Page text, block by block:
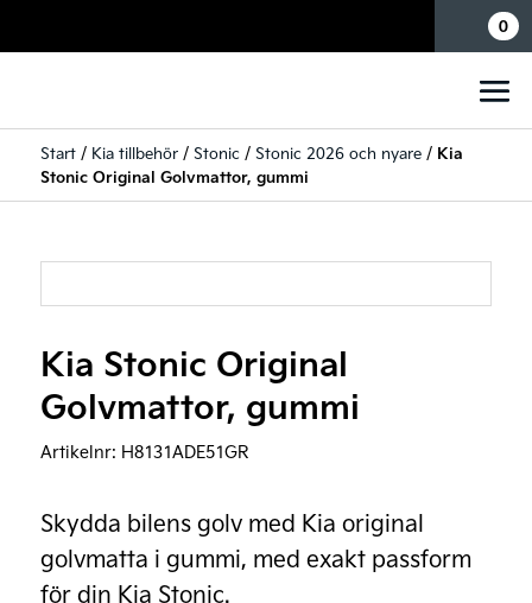
0
Start/ Kia tillbehör/ Stonic/ Stonic 2026 och nyare/ Kia
Stonic Original Golvmattor, gummi
Kia Stonic Original
Golvmattor, gummi
Artikelnr: H8131ADE51GR
Skydda bilens golv med Kia original
golvmatta i gummi, med exakt passform
för din Kia Stonic.